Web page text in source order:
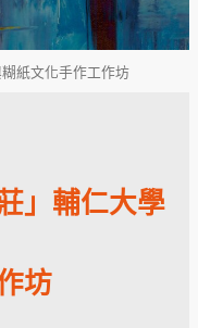
紙文化手作工作坊
」輔仁大學
坊